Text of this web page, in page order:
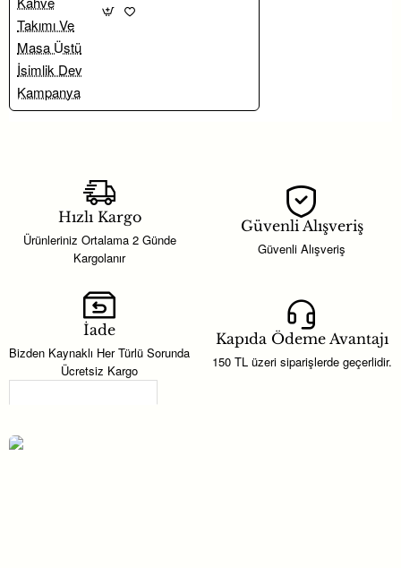
Hızlı Kargo
Ürünleriniz Ortalama 2 Günde
Kargolanır
Güvenli Alışveriş
Güvenli Alışveriş
İade
Bizden Kaynaklı Her Türlü Sorunda
Ücretsiz Kargo
Kapıda Ödeme Avantajı
150 TL üzeri siparişlerde geçerlidir.